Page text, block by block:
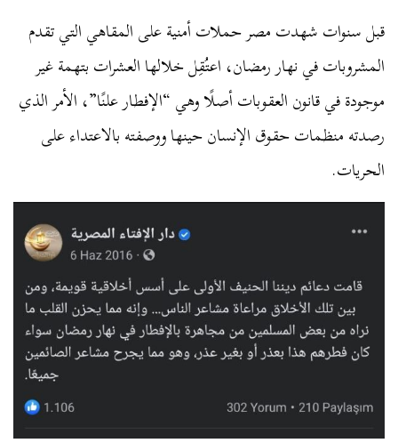
قبل سنوات شهدت مصر حملات أمنية على المقاهي التي تقدم
المشروبات في نهار رمضان، اعتُقِل خلالها العشرات بتهمة غير
موجودة في قانون العقوبات أصلًا وهي “الإفطار علنًا”، الأمر الذي
رصدته منظمات حقوق الإنسان حينها ووصفته بالاعتداء على
الحريات.